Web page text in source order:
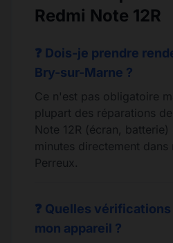
Redmi Note 12R
❓ Dois-je prendre
Bry-sur-Marne ?
Ce n'est pas obligatoire
plupart des réparations
Note 12R (écran,
minutes directement
Perreux.
❓ Quelles
mon appareil ?